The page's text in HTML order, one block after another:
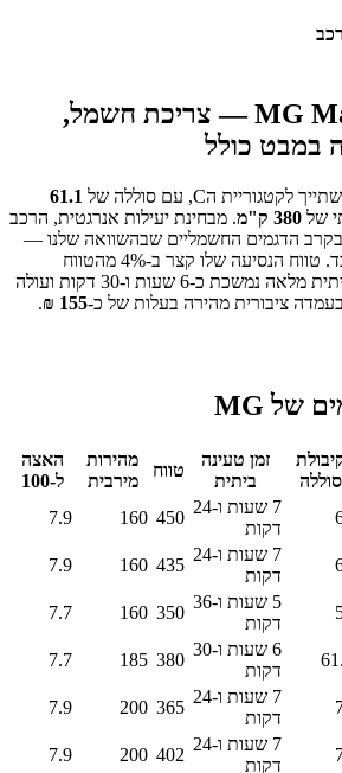
MG— צריכת חשמל,
במבט כולל
לקטגוריית הC, עם סוללה של 61.1
של 380 ק"מ. מבחינת יעילות אנרגטית, הרכב
טווח הנסיעה שלו קצר ב- 4 % מהטווח
מלאה נמשכת כ-6 שעות ו-30 דקות
ועולה
ציבורית מהירה בעלות של כ-155
₪
.
של MG
סוללה
זמן טעינה
ביתית
טווח
מהירות
מירבית
האצה
ל-100
7 שעות ו-24
דקות
450
160
7.9
7 שעות ו-24
דקות
435
160
7.9
5 שעות ו-36
דקות
350
160
7.7
6 שעות ו-30
דקות
380
185
7.7
7 שעות ו-24
דקות
365
200
7.9
7 שעות ו-24
דקות
402
200
7.9